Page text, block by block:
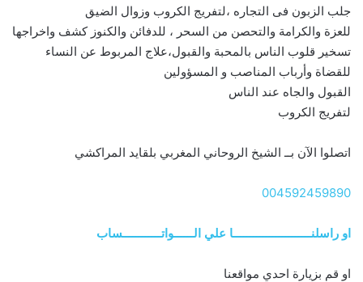
جلب الزبون فى التجاره ،لتفريج الكروب وزوال الضيق
للعزة والكرامة والتحصن من السحر ، للدفائن والكنوز كشف واخراجها
تسخير قلوب الناس بالمحبة والقبول،علاج المربوط عن النساء
للقضاة وأرباب المناصب و المسؤولين
القبول والجاه عند الناس
لتفريج الكروب
اتصلوا الآن بــ الشيخ الروحاني المغربي بلقايد المراكشي
004592459890
او راسلنــــــــــــــــــــــــا علي الــــــواتــــــــــــساب
او قم بزيارة احدي مواقعنا